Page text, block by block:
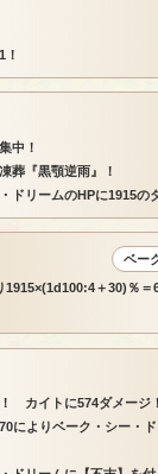
中！
葬『黒顎逆雨』！
ドリームのHPに1915の
ベー
1915×(1d100:4＋30)％＝
カイトに574ダメージ！
によりベーク・シー・